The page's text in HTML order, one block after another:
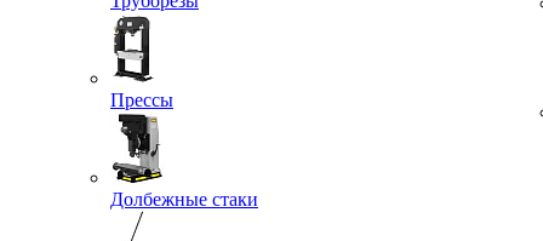
Труборезы
Прессы
Долбежные стаки